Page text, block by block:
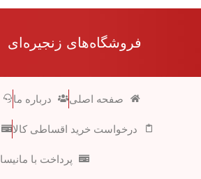
فروشگاه‌های زنجیره‌ای
صفحه اصلی درباره ما
درخواست خرید اقساطی کالا
پرداخت با مانیسا